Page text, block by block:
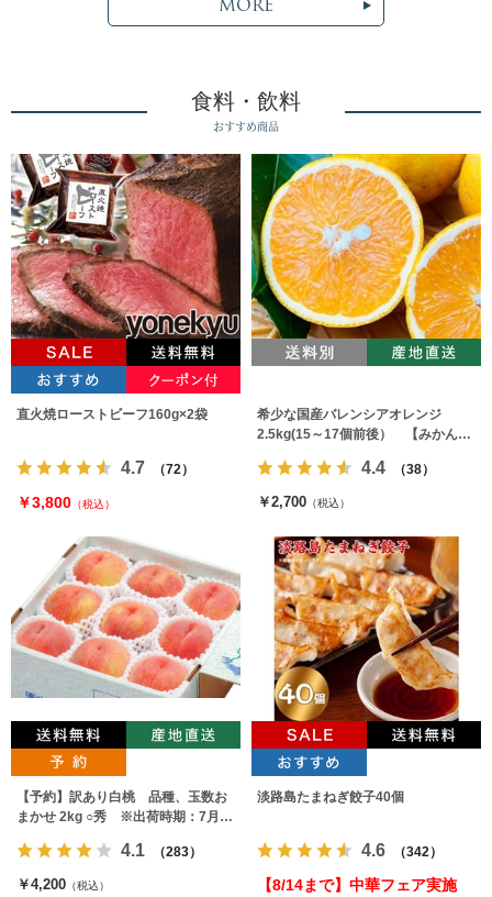
食料・飲料
おすすめ商品
直火焼ローストビーフ160g×2袋
4.7 （72）
￥3,800 （税込）
希少な国産バレンシアオレンジ
2.5kg(15～17個前後） 【みかんの
4.4 （38）
￥2,700 （税込）
【予約】訳あり白桃 品種、玉数お
まかせ 2kg ○秀 ※出荷時期：7月下
4.1 （283）
￥4,200 （税込）
淡路島たまねぎ餃子40個
4.6 （342）
【8/14まで】中華フェア実施